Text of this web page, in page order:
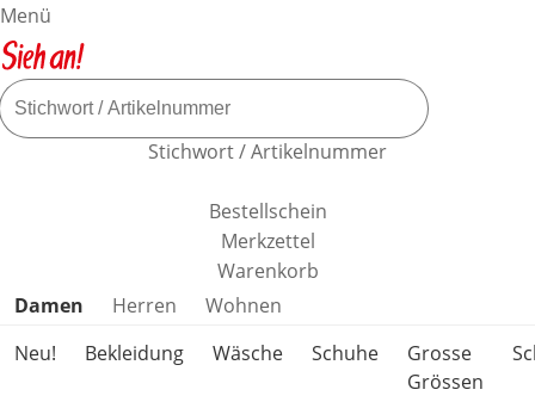
Menü
Stichwort / Artikelnummer
Bestellschein
Merkzettel
Warenkorb
Produktkategorien überspringen
Damen Herren
Wohnen
Neu!
Bekleidung Wäsche Schuhe
Grosse
Grössen